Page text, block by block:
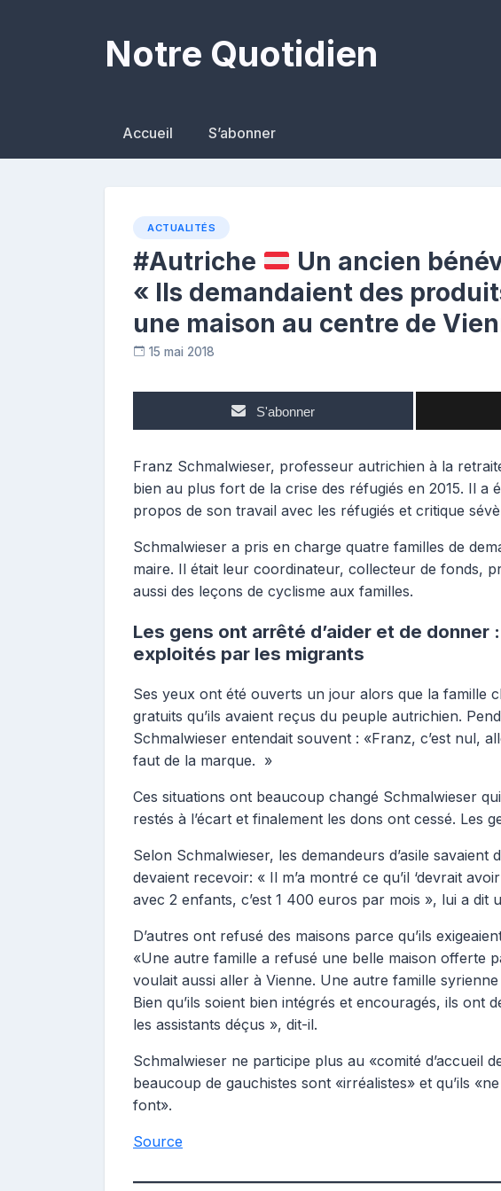
Notre Quotidien
Accueil S’abonner
ACTUALITÉS
#Autriche
Un ancien
« Ils demandaient des
une maison au centre de
15 mai 2018
e
p
t
r
S'abonner
Franz Schmalwieser, professeur autrichien à la
bien au plus fort de la crise des réfugiés en 2015. Il a
propos de son travail avec les réfugiés et critique
Schmalwieser a pris en charge quatre familles de
maire. Il était leur coordinateur, collecteur de fonds,
aussi des leçons de cyclisme aux familles.
Les gens ont arrêté d’aider et de donner
exploités par les migrants
Ses yeux ont été ouverts un jour alors que la famille
gratuits qu’ils avaient reçus du peuple autrichien.
Schmalwieser entendait souvent : «Franz, c’est nul,
faut de la marque. »
Ces situations ont beaucoup changé Schmalwieser
restés à l’écart et finalement les dons ont cessé. Les
Selon Schmalwieser, les demandeurs d’asile savaient
devaient recevoir: « Il m’a montré ce qu’il ‘devrait
avec 2 enfants, c’est 1 400 euros par mois », lui a dit
D’autres ont refusé des maisons parce qu’ils
«Une autre famille a refusé une belle maison offerte
voulait aussi aller à Vienne. Une autre famille
Bien qu’ils soient bien intégrés et encouragés, ils ont
les assistants déçus », dit-il.
Schmalwieser ne participe plus au «comité d’accueil
beaucoup de gauchistes sont «irréalistes» et qu’ils
font».
Source